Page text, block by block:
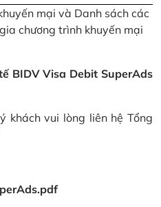
mại và Danh sách các
chương trình khuyến mại
BIDV Visa Debit SuperAds
khách vui lòng liên hệ Tổng